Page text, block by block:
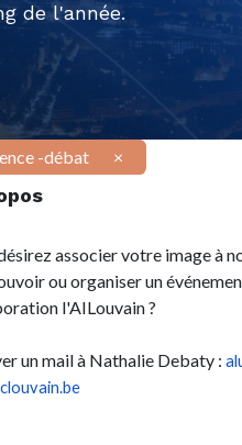
de l'année.
-débat ×
associer votre image à
ou organiser un
l'AILouvain ?
un mail à Nathalie Debaty :